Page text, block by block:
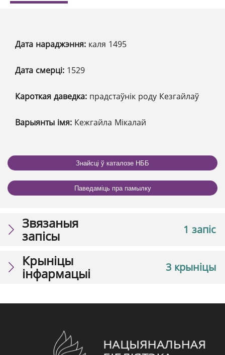
Дата нараджэння: каля 1495
Дата смерці: 1529
Кароткая даведка: прадстаўнік роду Кезгайлаў
Варыянты імя: Кежгайла Мікалай
Знайсці ў каталозе НББ
Паведаміць пра памылку
1 запіс
Звязаныя
запісы
3 крыніцы
Крыніцы
інфармацыі